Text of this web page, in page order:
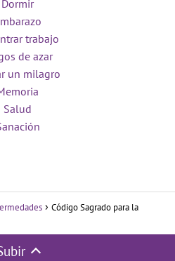
Dormir
trabajo
de azar
un milagro
Salud
Código Sagrado para la